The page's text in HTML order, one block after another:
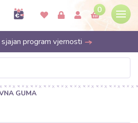
0
program vjernosti
GUMA